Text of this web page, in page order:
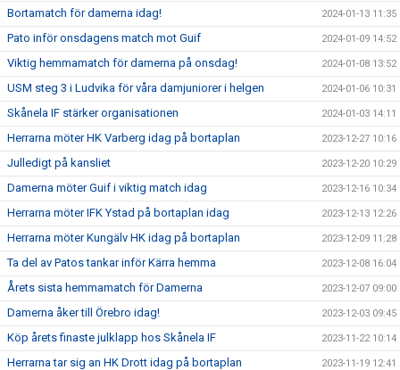
Bortamatch för damerna idag! 2024-01-13 11:35
Pato inför onsdagens match mot Guif 2024-01-09 14:52
Viktig hemmamatch för damerna på onsdag! 2024-01-08 13:52
USM steg 3 i Ludvika för våra damjuniorer i helgen 2024-01-06 10:31
Skånela IF stärker organisationen 2024-01-03 14:11
Herrarna möter HK Varberg idag på bortaplan 2023-12-27 10:16
Julledigt på kansliet 2023-12-20 10:29
Damerna möter Guif i viktig match idag 2023-12-16 10:34
Herrarna möter IFK Ystad på bortaplan idag 2023-12-13 12:26
Herrarna möter Kungälv HK idag på bortaplan 2023-12-09 11:28
Ta del av Patos tankar inför Kärra hemma 2023-12-08 16:04
Årets sista hemmamatch för Damerna 2023-12-07 09:00
Damerna åker till Örebro idag! 2023-12-03 09:45
Köp årets finaste julklapp hos Skånela IF 2023-11-22 10:14
Herrarna tar sig an HK Drott idag på bortaplan 2023-11-19 12:41